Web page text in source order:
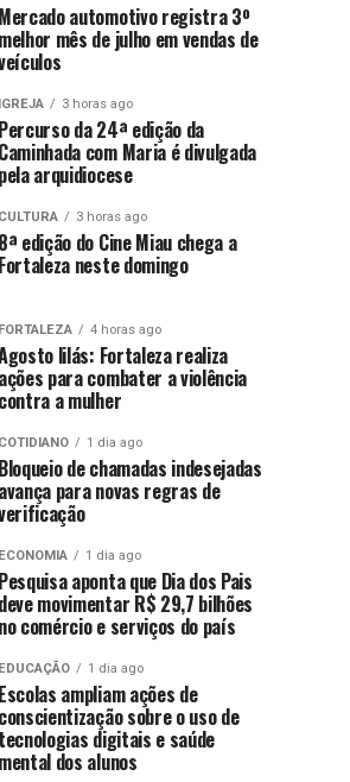
Mercado automotivo registra 3º
melhor mês de julho em vendas de
IGREJA 3 horas ago
Percurso da 24ª edição da
Caminhada com Maria é divulgada
pela arquidiocese
CULTURA 3 horas ago
8ª edição do Cine Miau chega a
Fortaleza neste domingo
FORTALEZA 4 horas ago
lilás: Fortaleza realiza
ações para combater a violência
contra a mulher
COTIDIANO 1 dia ago
Bloqueio de chamadas indesejadas
avança para novas regras de
ECONOMIA 1 dia ago
Pesquisa aponta que Dia dos Pais
deve movimentar R$ 29,7 bilhões
no comércio e serviços do país
EDUCAÇÃO 1 dia ago
Escolas ampliam ações de
conscientização sobre o uso de
tecnologias digitais e saúde
mental dos alunos